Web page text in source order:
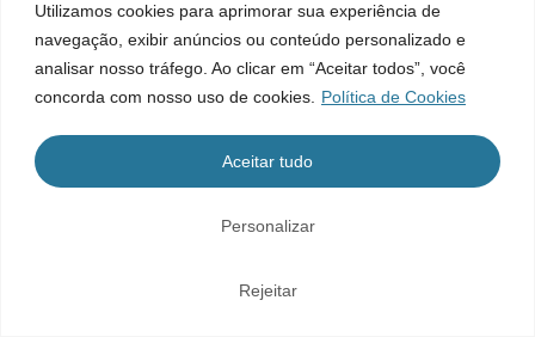
Utilizamos cookies para aprimorar sua experiência de
navegação, exibir anúncios ou conteúdo personalizado e
analisar nosso tráfego. Ao clicar em “Aceitar todos”, você
concorda com nosso uso de cookies.
Política de Cookies
Personalizar
Rejeitar
Aceitar tudo